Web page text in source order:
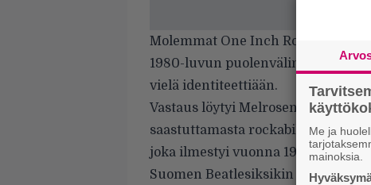
Molemmat One Inch Rock -
1980-luvun puolenvälin jälkeen,
vielä identiteettiään.
Vastaus löytyi Melrosen kohdalla
saastuttamasta rockabillysta.
joka ilmestyi vuonna 1986.
Suomen Beatlesiksikin ristitty
Me ja
mainoksia.